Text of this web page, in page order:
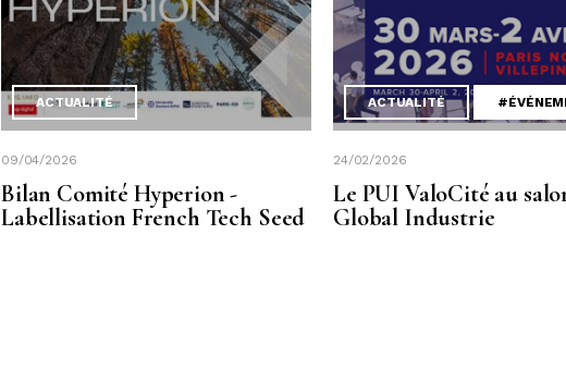
ACTUALITÉ
09/04/2026
Bilan Comité Hyperion -
Labellisation French Tech Seed
ACTUALITÉ
24/02/2026
Le PUI ValoCité au
Global Industrie